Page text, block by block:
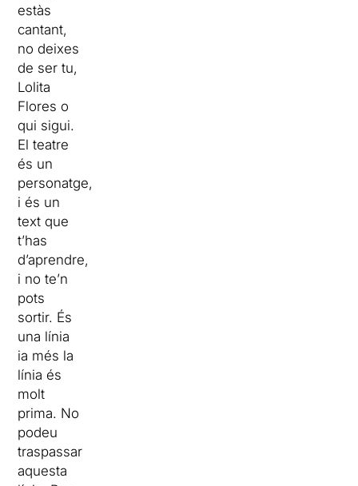
estàs
cantant,
no deixes
de ser tu,
Lolita
Flores o
qui sigui.
El teatre
és un
personatge,
i és un
text que
t’has
d’aprendre,
i no te’n
pots
sortir. És
una línia
ia més la
línia és
molt
prima. No
podeu
traspassar
aquesta